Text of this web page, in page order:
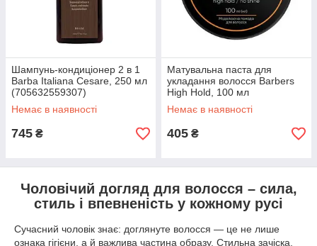
Шампунь-кондиціонер 2 в 1
Barba Italiana Cesare, 250 мл
(705632559307)
Немає в наявності
745 ₴
Матувальна паста для
укладання волосся Barbers
High Hold, 100 мл
(4823109408173)
Немає в наявності
405 ₴
Чоловічий догляд для волосся – сила,
стиль і впевненість у кожному русі
Сучасний чоловік знає: доглянуте волосся — це не лише
ознака гігієни, а й важлива частина образу. Стильна зачіска,